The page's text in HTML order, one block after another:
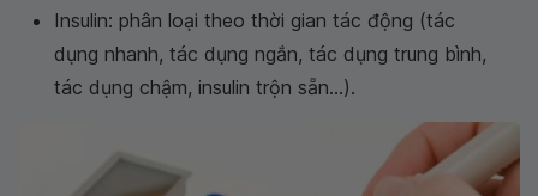
Insulin: phân loại theo thời gian tác động (tác
dụng nhanh, tác dụng ngắn, tác dụng trung bình,
tác dụng chậm, insulin trộn sẵn...).